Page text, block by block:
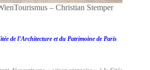
– Christian Stemper
de l’Architecture et du Patrimoine de Paris